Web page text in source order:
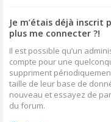
Je m’étais déjà inscrit
plus me connecter ?!
Il est possible qu’un
compte pour une
suppriment
taille de leur base de
nouveau et essayez de
du forum.